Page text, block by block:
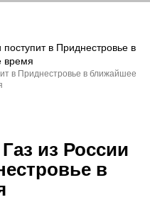
в Приднестровье в ближайшее
из России
в